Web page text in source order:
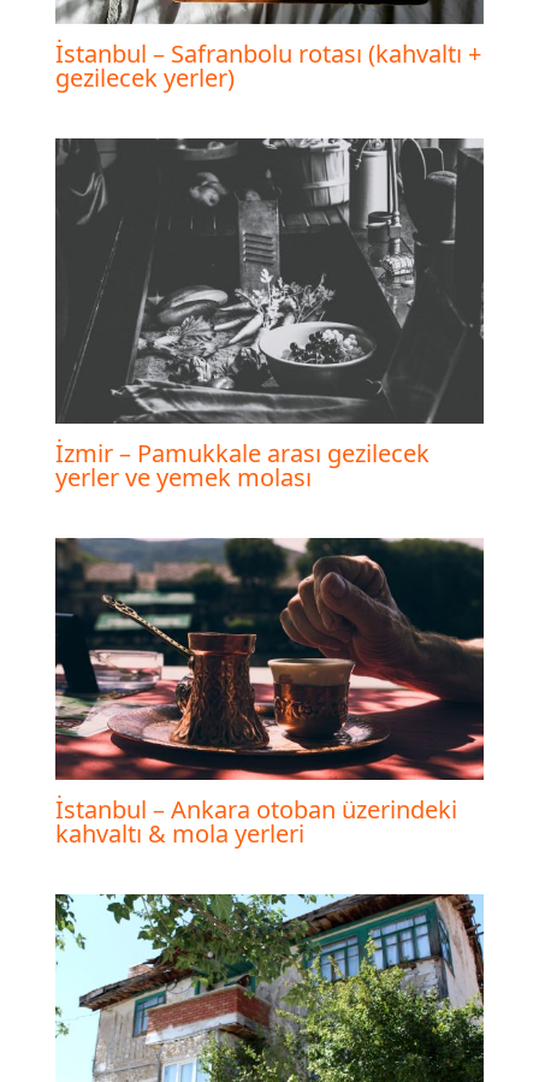
İstanbul – Safranbolu rotası (kahvaltı +
gezilecek yerler)
İzmir – Pamukkale arası gezilecek
yerler ve yemek molası
İstanbul – Ankara otoban üzerindeki
kahvaltı & mola yerleri